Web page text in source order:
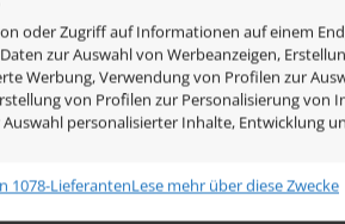
oder Zugriff auf Informationen auf einem
zur Auswahl von Werbeanzeigen,
Werbung, Verwendung von Profilen zur
von Profilen zur Personalisierung von
personalisierter Inhalte, Entwicklung
1078-LieferantenLese mehr über diese Zwecke